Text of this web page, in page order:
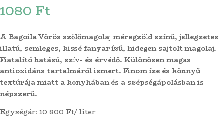
1080 Ft
A Bagoila Vörös szőlőmagolaj méregzöld színű, jellegzetes
illatú, semleges, kissé fanyar ízű, hidegen sajtolt magolaj.
Fiatalító hatású, szív- és érvédő. Különösen magas
antioxidáns tartalmáról ismert. Finom íze és könnyű
textúrája miatt a konyhában és a szépségápolásban is
népszerű.
Egységár: 10 800 Ft/ liter